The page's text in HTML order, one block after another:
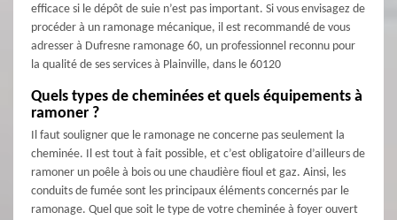
efficace si le dépôt de suie n’est pas important. Si vous envisagez de
procéder à un ramonage mécanique, il est recommandé de vous
adresser à Dufresne ramonage 60, un professionnel reconnu pour
la qualité de ses services à Plainville, dans le 60120
Quels types de cheminées et quels équipements à
ramoner ?
Il faut souligner que le ramonage ne concerne pas seulement la
cheminée. Il est tout à fait possible, et c’est obligatoire d’ailleurs de
ramoner un poêle à bois ou une chaudière fioul et gaz. Ainsi, les
conduits de fumée sont les principaux éléments concernés par le
ramonage. Quel que soit le type de votre cheminée à foyer ouvert